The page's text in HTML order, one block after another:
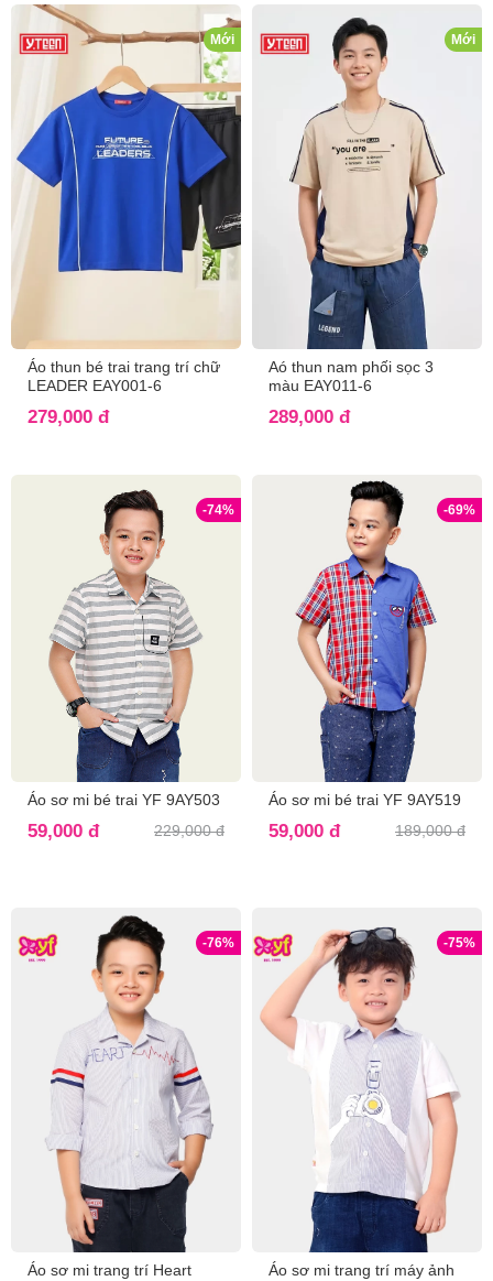
Mới
Áo thun bé trai trang trí chữ
LEADER EAY001-6
279,000 đ
Mới
Aó thun nam phối sọc 3
màu EAY011-6
289,000 đ
-74%
Áo sơ mi bé trai YF 9AY503
59,000 đ 229,000 đ
-69%
Áo sơ mi bé trai YF 9AY519
59,000 đ 189,000 đ
-76%
Áo sơ mi trang trí Heart
-75%
Áo sơ mi trang trí máy ảnh